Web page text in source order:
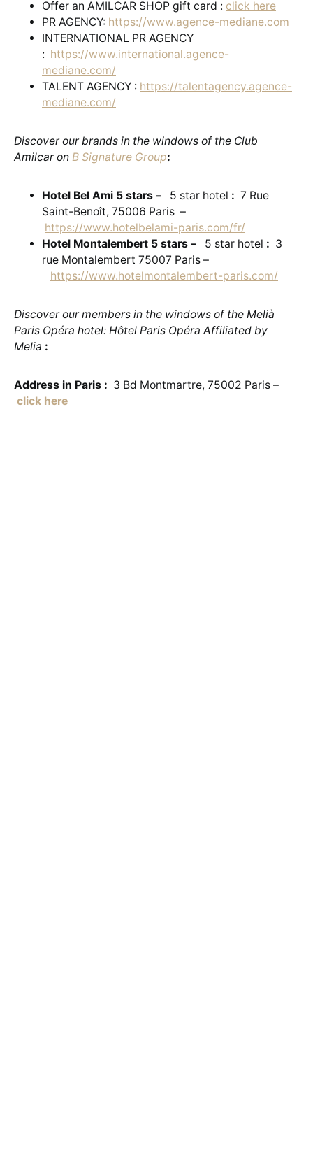
Offer an AMILCAR SHOP gift card : click here
PR AGENCY: https://www.agence-mediane.com
INTERNATIONAL PR AGENCY
: https://www.international.agence-
mediane.com/
TALENT AGENCY : https://talentagency.agence-
mediane.com/
Discover our brands in the windows of the Club
Amilcar on B Signature Group:
Hotel Bel Ami 5 stars – 5 star hotel : 7 Rue
Saint-Benoît, 75006 Paris –
https://www.hotelbelami-paris.com/fr/
Hotel Montalembert 5 stars –
5 star hotel : 3
rue Montalembert 75007 Paris –
https://www.hotelmontalembert-paris.com/
Discover our members in the windows of the Melià
Paris Opéra hotel: Hôtel Paris Opéra Affiliated by
Melia :
Address in Paris : 3 Bd Montmartre, 75002 Paris –
click here